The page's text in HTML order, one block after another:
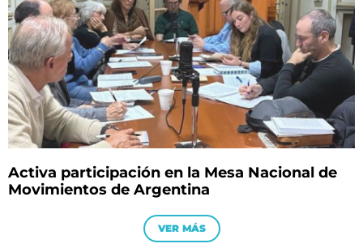
Activa participación en la Mesa Nacional de
Movimientos de Argentina
VER MÁS